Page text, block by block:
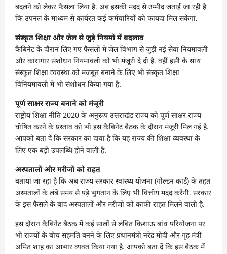
बदलने को लेकर फैसला लिया है. अब इसकी मदद से उम्मीद जताई जा रही है
कि उपनल के माध्यम से कार्यरत कई कर्मचारियों को फायदा मिल सकेगा.
संस्कृत शिक्षा और जेल से जुड़े नियमों में बदलाव
कैबिनेट के दौरान लिए गए फैसलों में जेल विभाग से जुड़ी नई सेवा नियमावली
और कारागार संशोधन नियमावली को भी मंजूरी दे दी है. वहीं इसी के साथ
संस्कृत शिक्षा व्यवस्था को मजबूत बनाने के लिए भी संस्कृत शिक्षा
विनियमावली में भी संशोधन किया गया है.
पूर्ण साक्षर राज्य बनाने को मंजूरी
राष्ट्रीय शिक्षा नीति 2020 के अनुरूप उत्तराखंड राज्य को पूर्ण साक्षर राज्य
घोषित करने के प्रस्ताव को भी इस कैबिनेट बैठक के दौरान मंजूरी मिल गई है.
आपको बता दें कि सरकार का दावा है कि यह राज्य की शिक्षा व्यवस्था के
लिए एक बड़ी उपलब्धि होने वाली है.
अस्पतालों और मरीजों को राहत
बताया जा रहा है कि अब राज्य सरकार स्वास्थ्य योजना (गोल्डन कार्ड) के तहत
अस्पतालों के लंबे समय से पड़े भुगतान के लिए भी वित्तीय मदद करेगी. सरकार
के इस फैसले के बाद अस्पतालों और मरीजों को काफी राहत मिलने वाली है.
इस दौरान कैबिनेट बैठक में कई सालों से लंबित किशाऊ बांध परियोजना पर
भी राज्यों के बीच सहमति बनने के लिए प्रधानमंत्री नरेंद्र मोदी और गृह मंत्री
अमित शाह का आभार व्यक्त किया गया है. आपको बता दें कि इस बैठक में